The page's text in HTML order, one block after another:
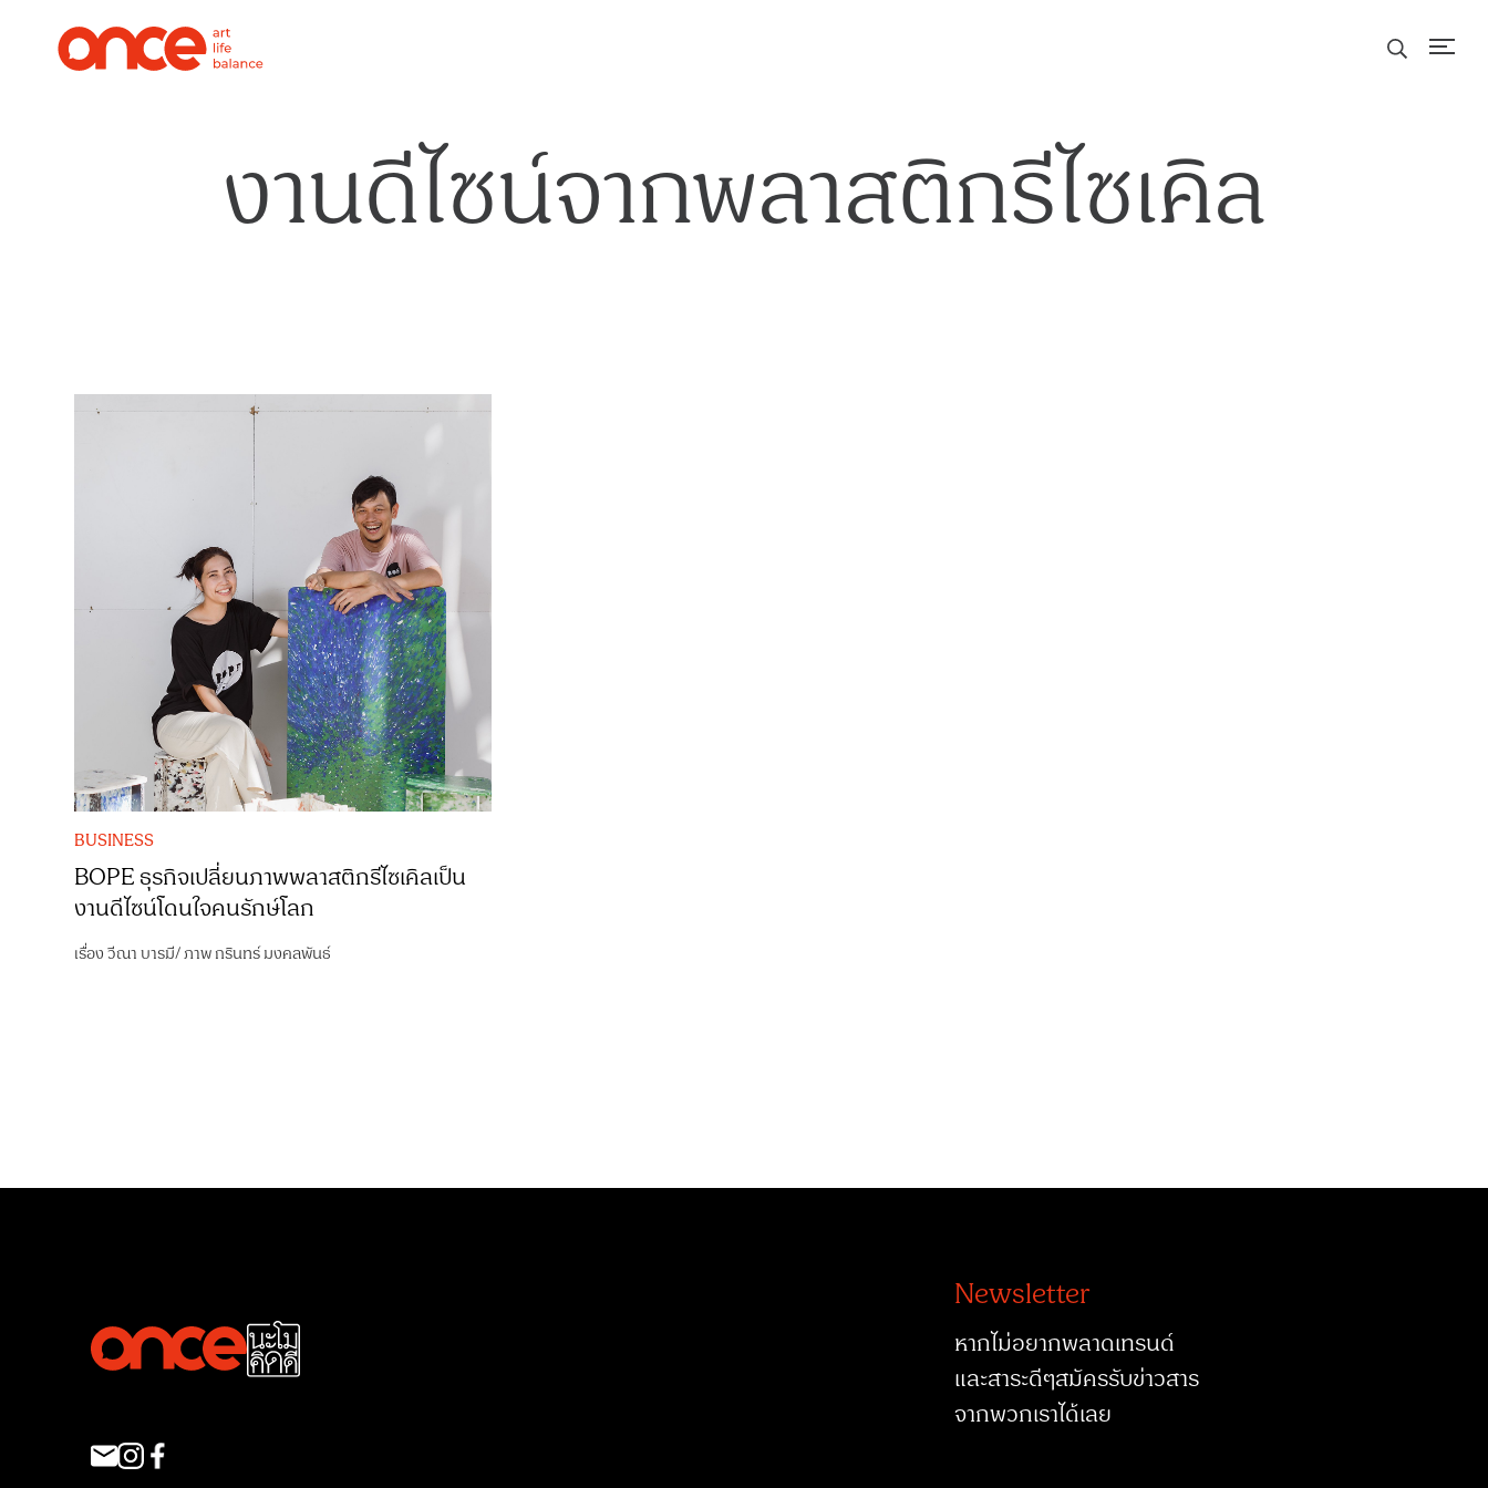
งานดีไซน์จากพลาสติกรีไซเคิล
BUSINESS
BOPE ธุรกิจเปลี่ยนภาพพลาสติกรีไซเคิลเป็น
งานดีไซน์โดนใจคนรักษ์โลก
เรื่องวีณา บารมี/ภาพกรินทร์ มงคลพันธ์
Newsletter
หากไม่อยากพลาดเทรนด์
และสาระดีๆสมัครรับข่าวสาร
จากพวกเราได้เลย